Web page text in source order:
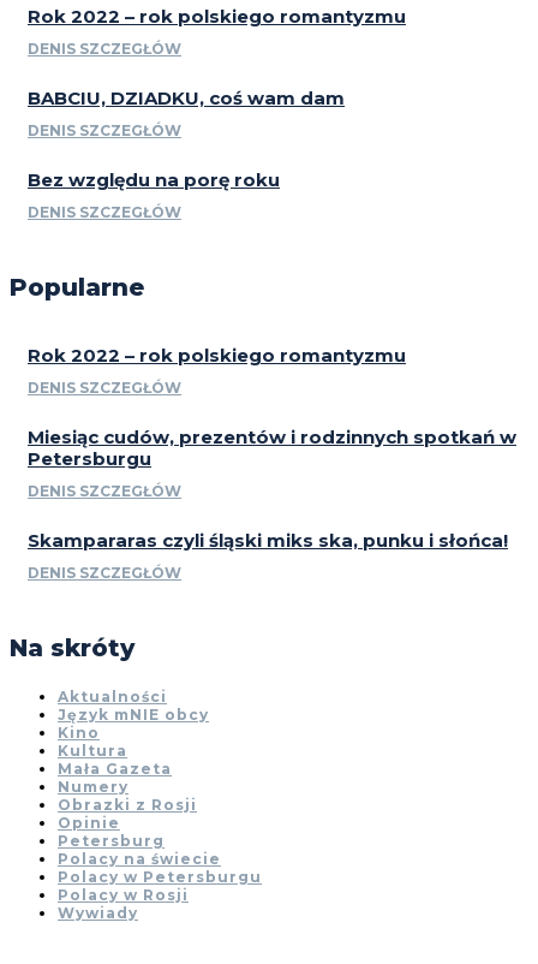
Rok 2022 – rok polskiego romantyzmu
DENIS SZCZEGŁÓW
BABCIU, DZIADKU, coś wam dam
DENIS SZCZEGŁÓW
Bez względu na porę roku
DENIS SZCZEGŁÓW
Popularne
Rok 2022 – rok polskiego romantyzmu
DENIS SZCZEGŁÓW
Miesiąc cudów, prezentów i rodzinnych spotkań w
Petersburgu
DENIS SZCZEGŁÓW
Skampararas czyli śląski miks ska, punku i słońca!
DENIS SZCZEGŁÓW
Na skróty
Aktualności
Język mNIE obcy
Kino
Kultura
Mała Gazeta
Numery
Obrazki z Rosji
Opinie
Petersburg
Polacy na świecie
Polacy w Petersburgu
Polacy w Rosji
Wywiady